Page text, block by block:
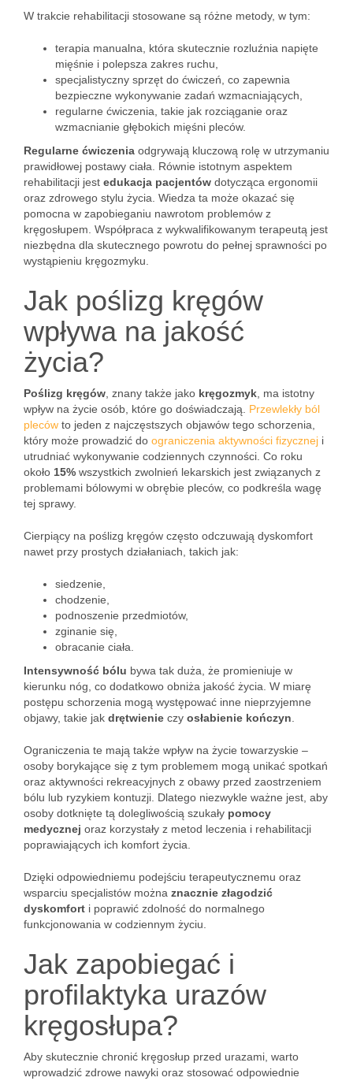
W trakcie rehabilitacji stosowane są różne metody, w tym:
terapia manualna, która skutecznie rozluźnia napięte
mięśnie i polepsza zakres ruchu,
specjalistyczny sprzęt do ćwiczeń, co zapewnia
bezpieczne wykonywanie zadań wzmacniających,
regularne ćwiczenia, takie jak rozciąganie oraz
wzmacnianie głębokich mięśni pleców.
Regularne ćwiczenia odgrywają kluczową rolę w utrzymaniu
prawidłowej postawy ciała. Równie istotnym aspektem
rehabilitacji jest edukacja pacjentów dotycząca ergonomii
oraz zdrowego stylu życia. Wiedza ta może okazać się
pomocna w zapobieganiu nawrotom problemów z
kręgosłupem. Współpraca z wykwalifikowanym terapeutą jest
niezbędna dla skutecznego powrotu do pełnej sprawności po
wystąpieniu kręgozmyku.
Jak poślizg kręgów
wpływa na jakość
życia?
Poślizg kręgów , znany także jako kręgozmyk , ma istotny
wpływ na życie osób, które go doświadczają. Przewlekły ból
pleców to jeden z najczęstszych objawów tego schorzenia,
który może prowadzić do ograniczenia aktywności fizycznej i
utrudniać wykonywanie codziennych czynności. Co roku
około 15% wszystkich zwolnień lekarskich jest związanych z
problemami bólowymi w obrębie pleców, co podkreśla wagę
tej sprawy.
Cierpiący na poślizg kręgów często odczuwają dyskomfort
nawet przy prostych działaniach, takich jak:
siedzenie,
chodzenie,
podnoszenie przedmiotów,
zginanie się,
obracanie ciała.
Intensywność bólu bywa tak duża, że promieniuje w
kierunku nóg, co dodatkowo obniża jakość życia. W miarę
postępu schorzenia mogą występować inne nieprzyjemne
objawy, takie jak drętwienie czy osłabienie kończyn
Ograniczenia te mają także wpływ na życie towarzyskie –
osoby borykające się z tym problemem mogą unikać spotkań
oraz aktywności rekreacyjnych z obawy przed zaostrzeniem
bólu lub ryzykiem kontuzji. Dlatego niezwykle ważne jest, aby
osoby dotknięte tą dolegliwością szukały pomocy
medycznej oraz korzystały z metod leczenia i rehabilitacji
poprawiających ich komfort życia.
Dzięki odpowiedniemu podejściu terapeutycznemu oraz
wsparciu specjalistów można znacznie złagodzić
dyskomfort i poprawić zdolność do normalnego
funkcjonowania w codziennym życiu.
Jak zapobiegać i
profilaktyka urazów
kręgosłupa?
Aby skutecznie chronić kręgosłup przed urazami, warto
wprowadzić zdrowe nawyki oraz stosować odpowiednie